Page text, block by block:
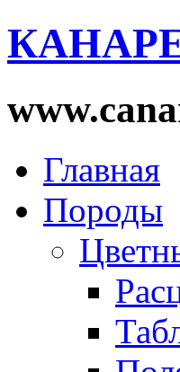
Главная
Породы